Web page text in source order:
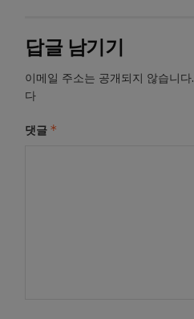
답글 남기기
이메일 주소는 공개되지 않습니다.
다
댓글 *